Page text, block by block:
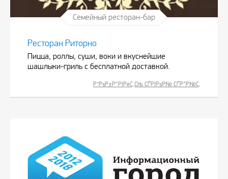
Семейный ресторан-бар
Ресторан Риторно
Пицца, роллы, суши, воки и вкуснейшие
шашлыки-гриль с бесплатной доставкой.
Р”РѕР±Р°РІРёС‚СЊ СЃРІРѕР№ СЃР°Р№С‚